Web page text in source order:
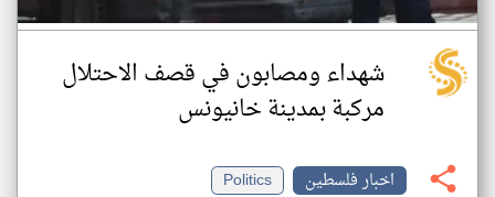
شهداء ومصابون في قصف الاحتلال
مركبة بمدينة خانيونس
اخبار فلسطين
Politics